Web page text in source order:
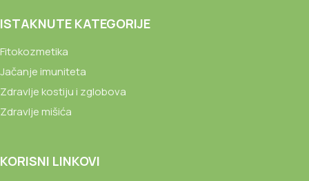
ISTAKNUTE KATEGORIJE
Fitokozmetika
Jačanje imuniteta
Zdravlje kostiju i zglobova
Zdravlje mišića
KORISNI LINKOVI